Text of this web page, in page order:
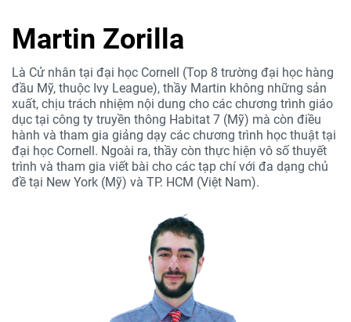
Martin Zorilla
Là Cử nhân tại đại học Cornell (Top 8 trường đại học hàng
đầu Mỹ, thuộc Ivy League), thầy Martin không những sản
xuất, chịu trách nhiệm nội dung cho các chương trình giáo
dục tại công ty truyền thông Habitat 7 (Mỹ) mà còn điều
hành và tham gia giảng dạy các chương trình học thuật tại
đại học Cornell. Ngoài ra, thầy còn thực hiện vô số thuyết
trình và tham gia viết bài cho các tạp chí với đa dạng chủ
đề tại New York (Mỹ) và TP. HCM (Việt Nam).